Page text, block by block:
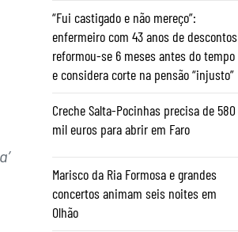
“Fui castigado e não mereço”:
enfermeiro com 43 anos de descontos
reformou-se 6 meses antes do tempo
e considera corte na pensão “injusto”
Creche Salta-Pocinhas precisa de 580
mil euros para abrir em Faro
Marisco da Ria Formosa e grandes
concertos animam seis noites em
Olhão